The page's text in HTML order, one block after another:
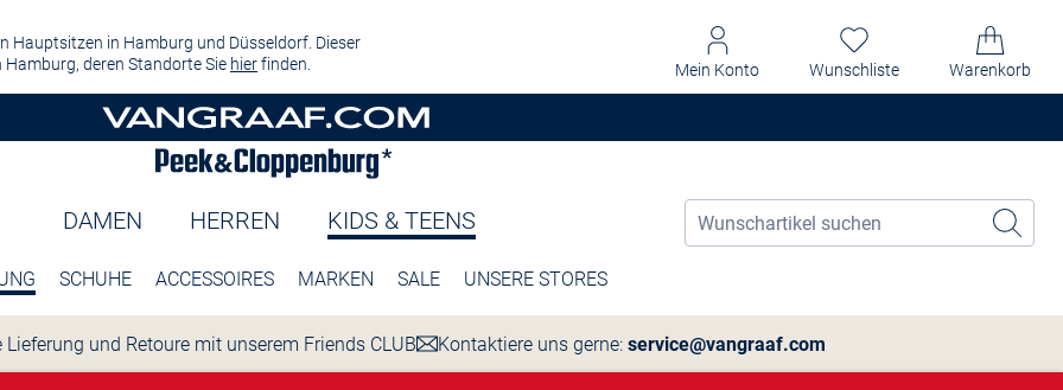
Hauptsitzen in Hamburg und Düsseldorf. Dieser
deren Standorte Sie hierfinden. Mein Konto Wunschliste Warenkorb
DAMEN HERREN KIDS & TEENS
SCHUHE ACCESSOIRES MARKEN SALE UNSERE STORES
und Retoure mit unserem Friends CLUB Kontaktiere uns gerne: service@vangraaf.com